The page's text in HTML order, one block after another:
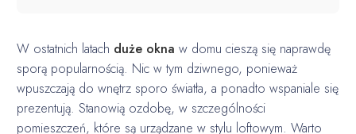
W ostatnich latach duże okna w domu cieszą się naprawdę
sporą popularnością. Nic w tym dziwnego, ponieważ
wpuszczają do wnętrz sporo światła, a ponadto wspaniale się
prezentują. Stanowią ozdobę, w szczególności
pomieszczeń, które są urządzane w stylu loftowym. Warto